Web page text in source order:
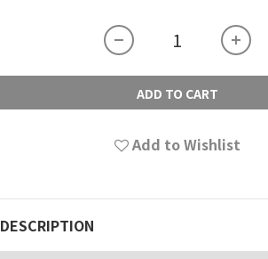
ADD TO CART
Add to Wishlist
DESCRIPTION